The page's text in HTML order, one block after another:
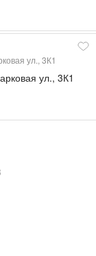
ул., 3К1
ул., 3К1